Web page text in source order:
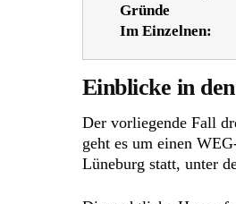
Gründe
Im Einzelnen:
Einblicke in
Der vorliegende Fall
geht es um einen
Lüneburg statt, unter